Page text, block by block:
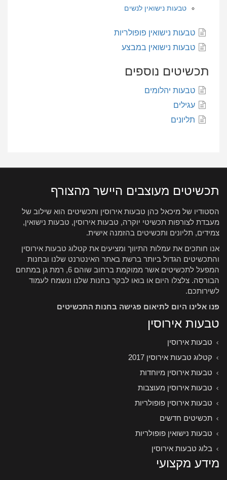
טבעות נישואין לנשים
טבעות נישואין פופולריות
טבעות נישואין במבצע
תכשיטים נוספים
טבעות יהלומים
עגילים
תליונים
תכשיטים מעוצבים היישר מהצורף
הסטודיו של מיכאל כהן טבעות אירוסין ותכשיטים הוא שילוב של
מעבדת לצורפות תכשיטי יוקרה, טבעות אירוסין, טבעות נישואין,
צמידים, תליונים ותכשיטים בהזמנה אישית.
אנו חותכים את עמלות התיווך ומציעים את קטלוג טבעות אירוסין
והתכשיטים הגדול ביותר ברשת באתר האינטרנט שלנו ובחנות
המפעל לתכשיטים אשר ממוקמת ברחוב שוהם 6, רמת גן במתחם
הבורסה. צלצלו היום או בואו לבקר בחנות שלנו ונשמח לעמוד
לשירותכם.
פנו אלינו היום לתיאום פגישה בחנות התכשיטים
טבעות אירוסין
טבעות אירוסין
קטלוג טבעות אירוסין 2017
טבעות אירוסין מיוחדות
טבעות אירוסין מעוצבות
טבעות אירוסין פופולריות
תכשיטים חדשים
טבעות נישואין פופולריות
בלוג טבעות אירוסין
מידע מקצועי